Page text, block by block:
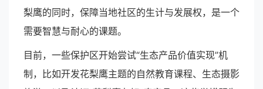
梨鹰的同时，保障当地社区的生计与发展权，是一个
需要智慧与耐心的课题。
目前，一些保护区开始尝试“生态产品价值实现”机
制，比如开发花梨鹰主题的自然教育课程、生态摄影